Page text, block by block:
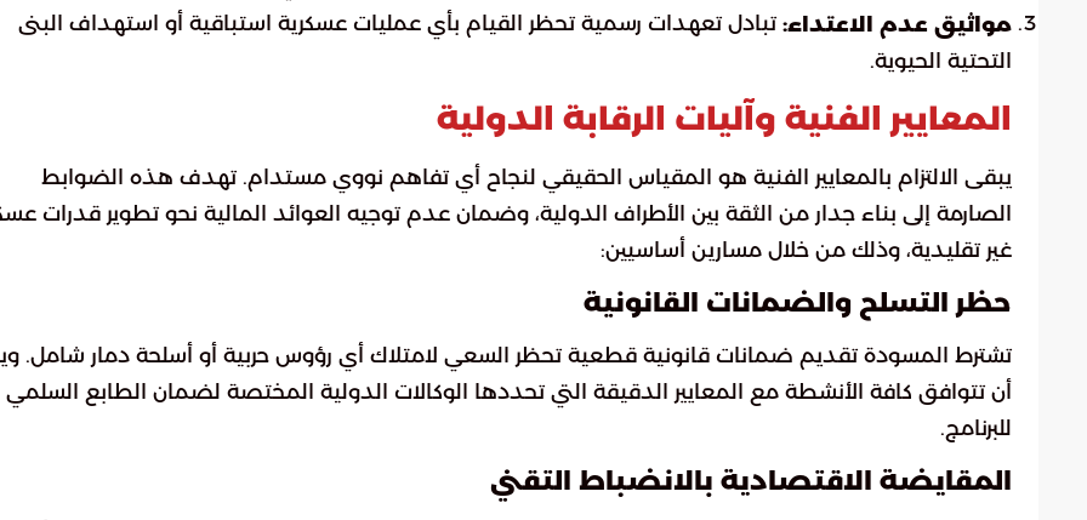
مواثيق عدم الاعتداء: تبادل تعهدات رسمية تحظر القيام بأي عمليات عسكرية استباقية أو استهداف البنى
التحتية الحيوية.
المعايير الفنية وآليات الرقابة الدولية
يبقى الالتزام بالمعايير الفنية هو المقياس الحقيقي لنجاح أي تفاهم نووي مستدام. تهدف هذه الضوابط
الصارمة إلى بناء جدار من الثقة بين الأطراف الدولية، وضمان عدم توجيه العوائد المالية نحو تطوير قدرات
غير تقليدية، وذلك من خلال مسارين أساسيين:
حظر التسلح والضمانات القانونية
تشترط المسودة تقديم ضمانات قانونية قطعية تحظر السعي لامتلاك أي رؤوس حربية أو أسلحة دمار شامل.
أن تتوافق كافة الأنشطة مع المعايير الدقيقة التي تحددها الوكالات الدولية المختصة لضمان الطابع السلمي
للبرنامج.
المقايضة الاقتصادية بالانضباط التقني